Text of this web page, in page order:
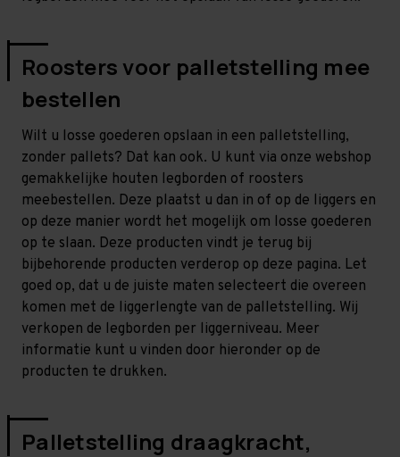
Roosters voor palletstelling mee
bestellen
Wilt u losse goederen opslaan in een palletstelling,
zonder pallets? Dat kan ook. U kunt via onze webshop
gemakkelijke houten legborden of roosters
meebestellen. Deze plaatst u dan in of op de liggers en
op deze manier wordt het mogelijk om losse goederen
op te slaan. Deze producten vindt je terug bij
bijbehorende producten verderop op deze pagina. Let
goed op, dat u de juiste maten selecteert die overeen
komen met de liggerlengte van de palletstelling. Wij
verkopen de legborden per liggerniveau. Meer
informatie kunt u vinden door hieronder op de
producten te drukken.
Palletstelling draagkracht,